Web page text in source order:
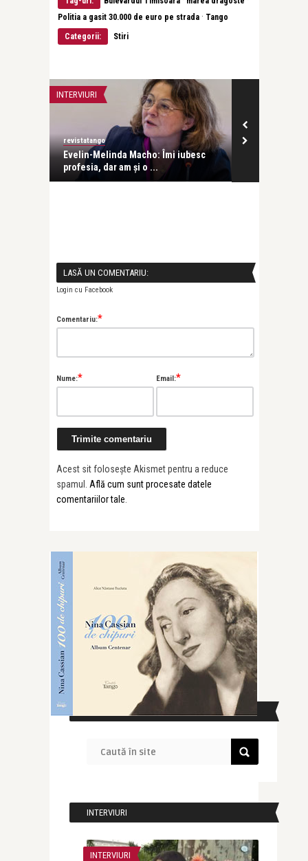
Politia a gasit 30.000 de euro pe strada · Tango
Categorii:
Stiri
INTERVIURI
revistatango
Evelin-Melinda Macho: Îmi iubesc
profesia, dar am și o ...
LASĂ UN COMENTARIU:
Login cu Facebook
Comentariu:*
Nume:* Email:*
Acest sit folosește Akismet pentru a reduce
spamul. Află cum sunt procesate datele
comentariilor tale
CAUTĂ ÎN SITE
INTERVIURI
INTERVIURI